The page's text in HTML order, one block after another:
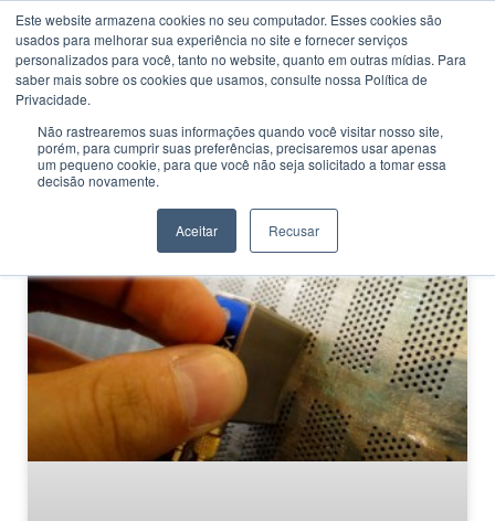
Este website armazena cookies no seu computador. Esses cookies são
usados ​​para melhorar sua experiência no site e fornecer serviços
personalizados para você, tanto no website, quanto em outras mídias. Para
saber mais sobre os cookies que usamos, consulte nossa Política de
Privacidade.
Não rastrearemos suas informações quando você visitar nosso site,
porém, para cumprir suas preferências, precisaremos usar apenas
um pequeno cookie, para que você não seja solicitado a tomar essa
decisão novamente.
Aceitar Recusar
CATEGORIA
Ultrassom Industrial
GUIA DE SALÁRIO